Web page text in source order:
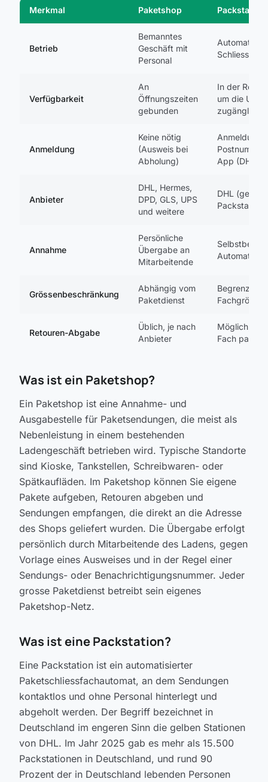
Merkmal Paketshop Packstation
Betrieb
Bemanntes
Geschäft mit
Personal
Verfügbarkeit
An
Öffnungszeiten
gebunden
In der Regel
um die Uhr
zugänglich
Anmeldung
Keine nötig
(Ausweis bei
Abholung)
Anmeldung
App (DHL)
Anbieter
DHL, Hermes,
DPD, GLS, UPS
und weitere
DHL (gelbe
Packstation)
Annahme
Persönliche
Übergabe an
Mitarbeitende
Automaten
Grössenbeschränkung
Abhängig vom
Paketdienst
Begrenzt
Fachgrösse
Retouren-Abgabe
Üblich, je nach
Anbieter
Möglich,
Fach passt
Was ist ein Paketshop?
Ein Paketshop ist eine Annahme- und
Ausgabestelle für Paketsendungen, die meist als
Nebenleistung in einem bestehenden
Ladengeschäft betrieben wird. Typische Standorte
sind Kioske, Tankstellen, Schreibwaren- oder
Spätkaufläden. Im Paketshop können Sie eigene
Pakete aufgeben, Retouren abgeben und
Sendungen empfangen, die direkt an die Adresse
des Shops geliefert wurden. Die Übergabe erfolgt
persönlich durch Mitarbeitende des Ladens, gegen
Vorlage eines Ausweises und in der Regel einer
Sendungs- oder Benachrichtigungsnummer. Jeder
grosse Paketdienst betreibt sein eigenes
Paketshop-Netz.
Was ist eine Packstation?
Eine Packstation ist ein automatisierter
Paketschliessfachautomat, an dem Sendungen
kontaktlos und ohne Personal hinterlegt und
abgeholt werden. Der Begriff bezeichnet in
Deutschland im engeren Sinn die gelben Stationen
von DHL. Im Jahr 2025 gab es mehr als 15.500
Packstationen in Deutschland, und rund 90
Prozent der in Deutschland lebenden Personen